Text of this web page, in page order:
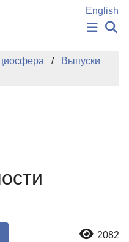
English
Выпуски
2082